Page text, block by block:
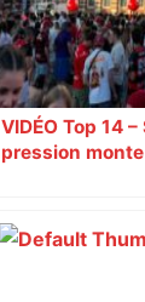
VIDÉO Top 14
pression